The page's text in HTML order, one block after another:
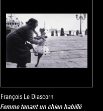
François Le Diascorn
Femme tenant un chien habillé